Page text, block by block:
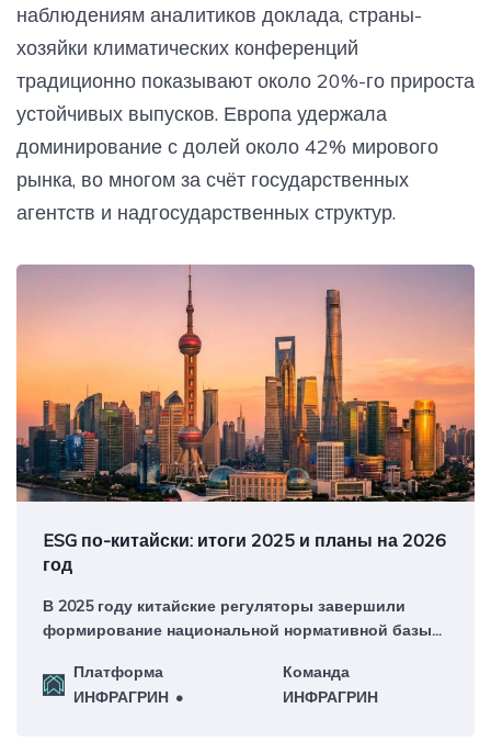
наблюдениям аналитиков доклада, страны-
хозяйки климатических конференций
традиционно показывают около 20%-го прироста
устойчивых выпусков. Европа удержала
доминирование с долей около 42% мирового
рынка, во многом за счёт государственных
агентств и надгосударственных структур.
ESG по-китайски: итоги 2025 и планы на 2026
год
В 2025 году китайские регуляторы завершили
формирование национальной нормативной базы
отчетности. К апрелю 2026 года крупнейшие
публичные компании страны должны представить
Платформа
ИНФРАГРИН
Команда
ИНФРАГРИН